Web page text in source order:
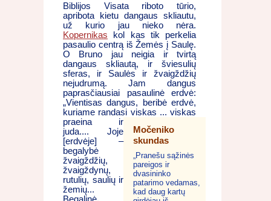
Biblijos Visata riboto tūrio,
apribota kietu dangaus skliautu,
už kurio jau nieko nėra.
Kopernikas kol kas tik perkelia
pasaulio centrą iš Žemės į Saulę.
O Bruno jau neigia ir tvirtą
dangaus skliautą, ir šviesulių
sferas, ir Saulės ir žvaigždžių
nejudrumą. Jam dangus
paprasčiausiai pasaulinė erdvė:
„Vientisas dangus, beribė erdvė,
kuriame randasi
Močeniko
skundas
„Pranešu sąžinės
pareigos ir
dvasininko
patarimo vedamas,
kad daug kartų
viskas ... viskas
praeina ir
juda.... Joje
[erdvėje] –
begalybė
žvaigždžių,
žvaigždynų,
rutulių, saulių ir
žemių...